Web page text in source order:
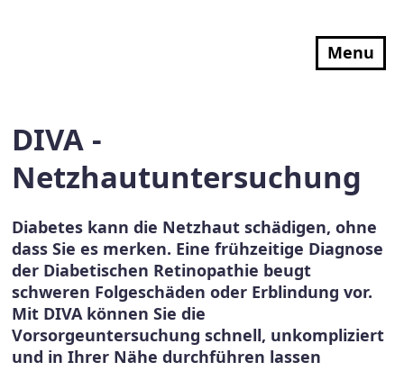
Menu
DIVA -
Netzhautuntersuchung
Diabetes kann die Netzhaut schädigen, ohne
dass Sie es merken. Eine frühzeitige Diagnose
der Diabetischen Retinopathie beugt
schweren Folgeschäden oder Erblindung vor.
Mit DIVAkönnen Sie die
Vorsorgeuntersuchung schnell, unkompliziert
und in Ihrer Nähe durchführen lassen